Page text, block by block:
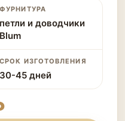
ФУРНИТУРА
петли и доводчики
Blum
СРОК ИЗГОТОВЛЕНИЯ
30-45 дней